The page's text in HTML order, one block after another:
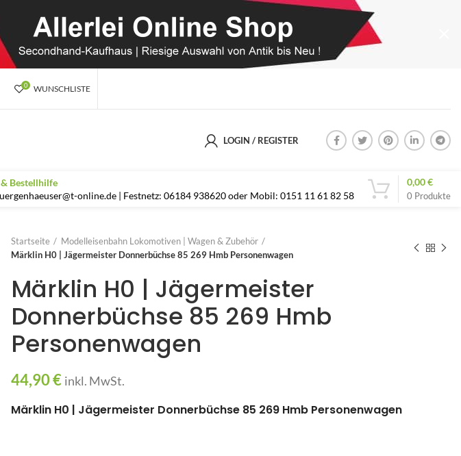
0 WUNSCHLISTE
LOGIN / REGISTER
Bestellhilfe
online.de | Festnetz: 06184 938620 oder Mobil: 0151 11 61 82 58
0 Produkte
0,00€
Startseite
Modelleisenbahn Lokomotiven | Wagen & Zubehör
Märklin H0 | Jägermeister Donnerbüchse 85 269 Hmb Personenwagen
Märklin H0 | Jägermeister
Donnerbüchse 85 269 Hmb
Personenwagen
44,90€ inkl. MwSt.
Märklin H0 | Jägermeister Donnerbüchse 85 269 Hmb Personenwagen